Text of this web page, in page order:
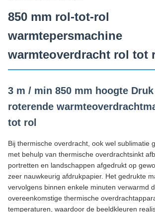
850 mm rol-tot-rol
warmtepersmachine
warmteoverdracht rol tot
3 m / min 850 mm hoogte
roterende
tot rol
Bij thermische overdracht, ook wel sublimatie
met behulp van thermische overdrachtsinkt
portretten en landschappen afgedrukt op
zeer nauwkeurig afdrukpapier. Het gedrukte
vervolgens binnen enkele minuten verwarmd
overeenkomstige thermische
temperaturen, waardoor de beeldkleuren